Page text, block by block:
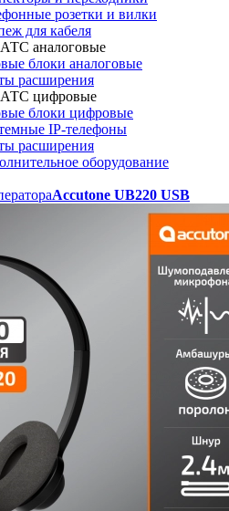
розетки и вилки
для кабеля
аналоговые
блоки аналоговые
расширения
цифровые
блоки цифровые
IP-телефоны
расширения
оборудование
Accutone UB220 USB